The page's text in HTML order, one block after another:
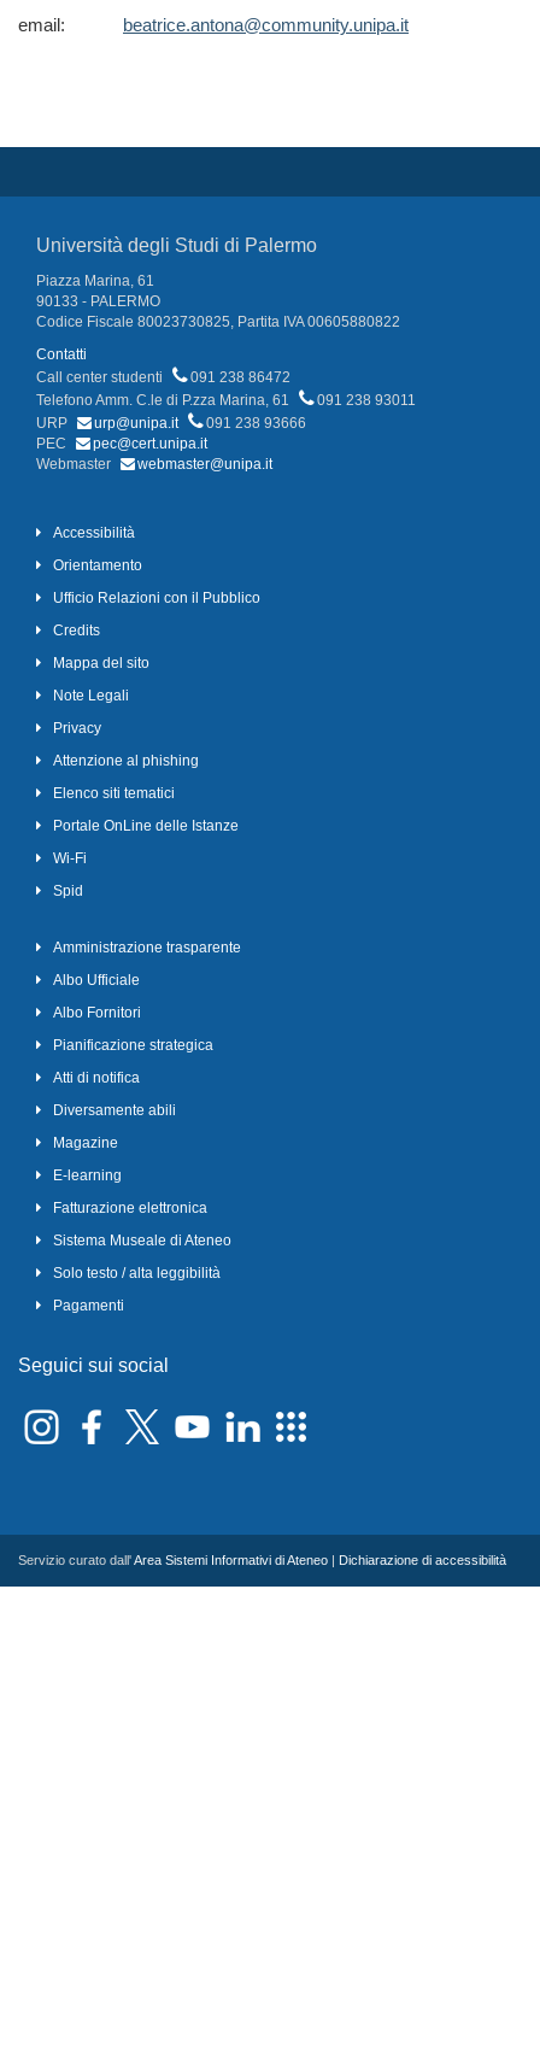
email:
beatrice.antona@community.unipa.it
Università degli Studi di Palermo
Piazza Marina, 61
90133 - PALERMO
Codice Fiscale 80023730825, Partita IVA 00605880822
Contatti
Call center studenti
091 238 86472
Telefono Amm. C.le di P.zza Marina, 61
091 238 93011
URP
urp@unipa.it
091 238 93666
PEC
pec@cert.unipa.it
Webmaster
webmaster@unipa.it
Accessibilità
Orientamento
Ufficio Relazioni con il Pubblico
Credits
Mappa del sito
Note Legali
Privacy
Attenzione al phishing
Elenco siti tematici
Portale OnLine delle Istanze
Wi-Fi
Spid
Amministrazione trasparente
Albo Ufficiale
Albo Fornitori
Pianificazione strategica
Atti di notifica
Diversamente abili
Magazine
E-learning
Fatturazione elettronica
Sistema Museale di Ateneo
Solo testo / alta leggibilità
Pagamenti
Seguici sui social
Servizio curato dall'Area Sistemi Informativi di Ateneo Dichiarazione di accessibilità